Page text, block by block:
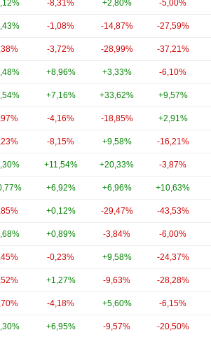
-8,31% +2,80% -5,00%
-1,08% -14,87% -27,59%
-3,72% -28,99% -37,21%
+8,96% +3,33% -6,10%
+7,16% +33,62% +9,57%
-4,16% -18,85% +2,91%
-8,15% +9,58% -16,21%
+11,54% +20,33% -3,87%
+6,92% +6,96% +10,63%
+0,12% -29,47% -43,53%
+0,89% -3,84% -6,00%
-0,23% +9,58% -24,37%
+1,27% -9,63% -28,28%
-4,18% +5,60% -6,15%
+6,95% -9,57% -20,50%